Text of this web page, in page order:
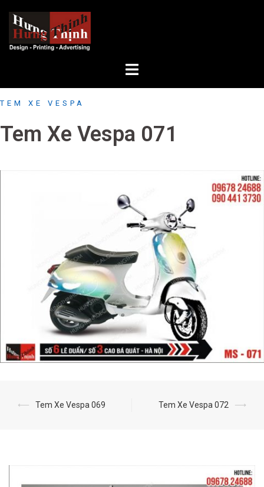
content
TEM XE VESPA
Tem Xe Vespa 071
Post
⟵ Tem Xe Vespa 069 Tem Xe Vespa 072 ⟶